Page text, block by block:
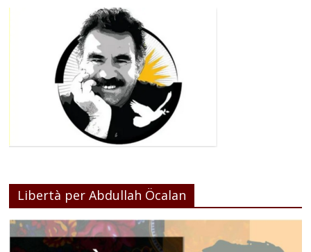
Libertà per Abdullah Öcalan